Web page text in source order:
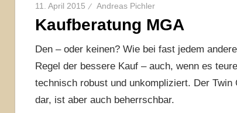
11. April 2015 Andreas Pichler
Kaufberatung MGA
Den – oder keinen? Wie bei fast jedem
Regel der bessere Kauf – auch, wenn es
technisch robust und unkompliziert. Der
dar, ist aber auch beherrschbar.